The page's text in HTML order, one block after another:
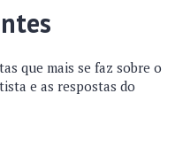
que mais se faz sobre o
e as respostas do